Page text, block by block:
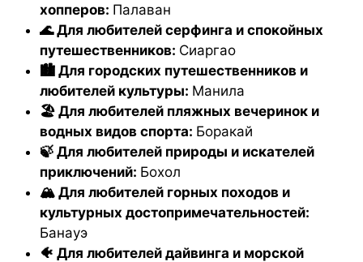
хопперов: Палаван
🌊 Для любителей серфинга и спокойных
путешественников: Сиаргао
🏙️ Для городских путешественников и
любителей культуры: Манила
🏖️ Для любителей пляжных вечеринок и
водных видов спорта: Боракай
🍃 Для любителей природы и искателей
приключений: Бохол
🏔️ Для любителей горных походов и
культурных достопримечательностей:
Банауэ
🐠 Для любителей дайвинга и морской